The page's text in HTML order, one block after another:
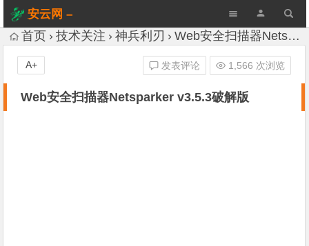
安云网 –
AnYun.ORG
首页 技术关注 神兵利刃 Web安全扫描器Netsparker v3.5.3破解版
Web安全扫描器Netsparker v3.5.3破解版
发表评论 1,566 次浏览
A+